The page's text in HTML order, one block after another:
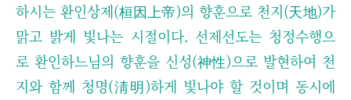
하시는 환인상제(桓因上帝)의 향훈으로 천지(天地)가
맑고 밝게 빛나는 시절이다. 선제선도는 청정수행으
로 환인하느님의 향훈을 신성(神性)으로 발현하여 천
지와 함께 청명(淸明)하게 빛나야 할 것이며 동시에